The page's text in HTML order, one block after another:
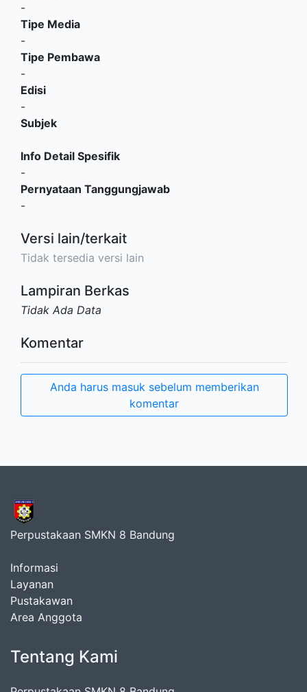
-
Tipe Media
-
Tipe Pembawa
-
Edisi
-
Subjek
Info Detail Spesifik
-
Pernyataan Tanggungjawab
-
Versi lain/terkait
Tidak tersedia versi lain
Lampiran Berkas
Tidak Ada Data
Komentar
Anda harus masuk sebelum memberikan
komentar
Perpustakaan SMKN 8 Bandung
Informasi
Layanan
Pustakawan
Area Anggota
Tentang Kami